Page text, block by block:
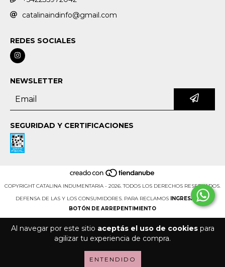
Al navegar por este sitio aceptás el uso de cookiespara
agilizar tu experiencia de compra.
ENTENDIDO
catalinaindinfo@gmail.com
REDES SOCIALES
NEWSLETTER
SEGURIDAD Y CERTIFICACIONES
COPYRIGHT CATALINA INDUMENTARIA - 2026. TODOS LOS DERECHOS RESERVADOS.
DEFENSA DE LAS Y LOS CONSUMIDORES. PARA RECLAMOS INGRESÁ ACÁ.
BOTÓN DE ARREPENTIMIENTO